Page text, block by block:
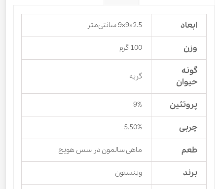
ابعاد 2.5×9×9 سانتی‌متر
وزن 100 گرم
گونه
حیوان
گربه
پروتئین 9%
چربی 5.50%
طعم ماهی سالمون در سس هویج
برند وینستون